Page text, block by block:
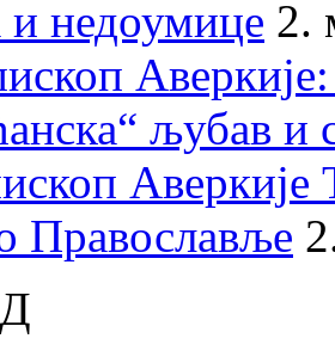
недоумице 2.
љубав и
Православље